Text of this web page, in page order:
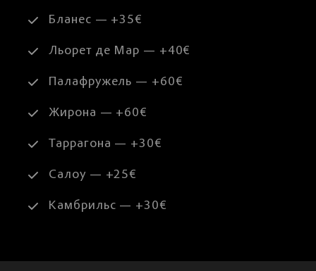
Бланес — +35€
Льорет де Мар — +40€
Палафружель — +60€
Жирона — +60€
Таррагона — +30€
Салоу — +25€
Камбрильс — +30€